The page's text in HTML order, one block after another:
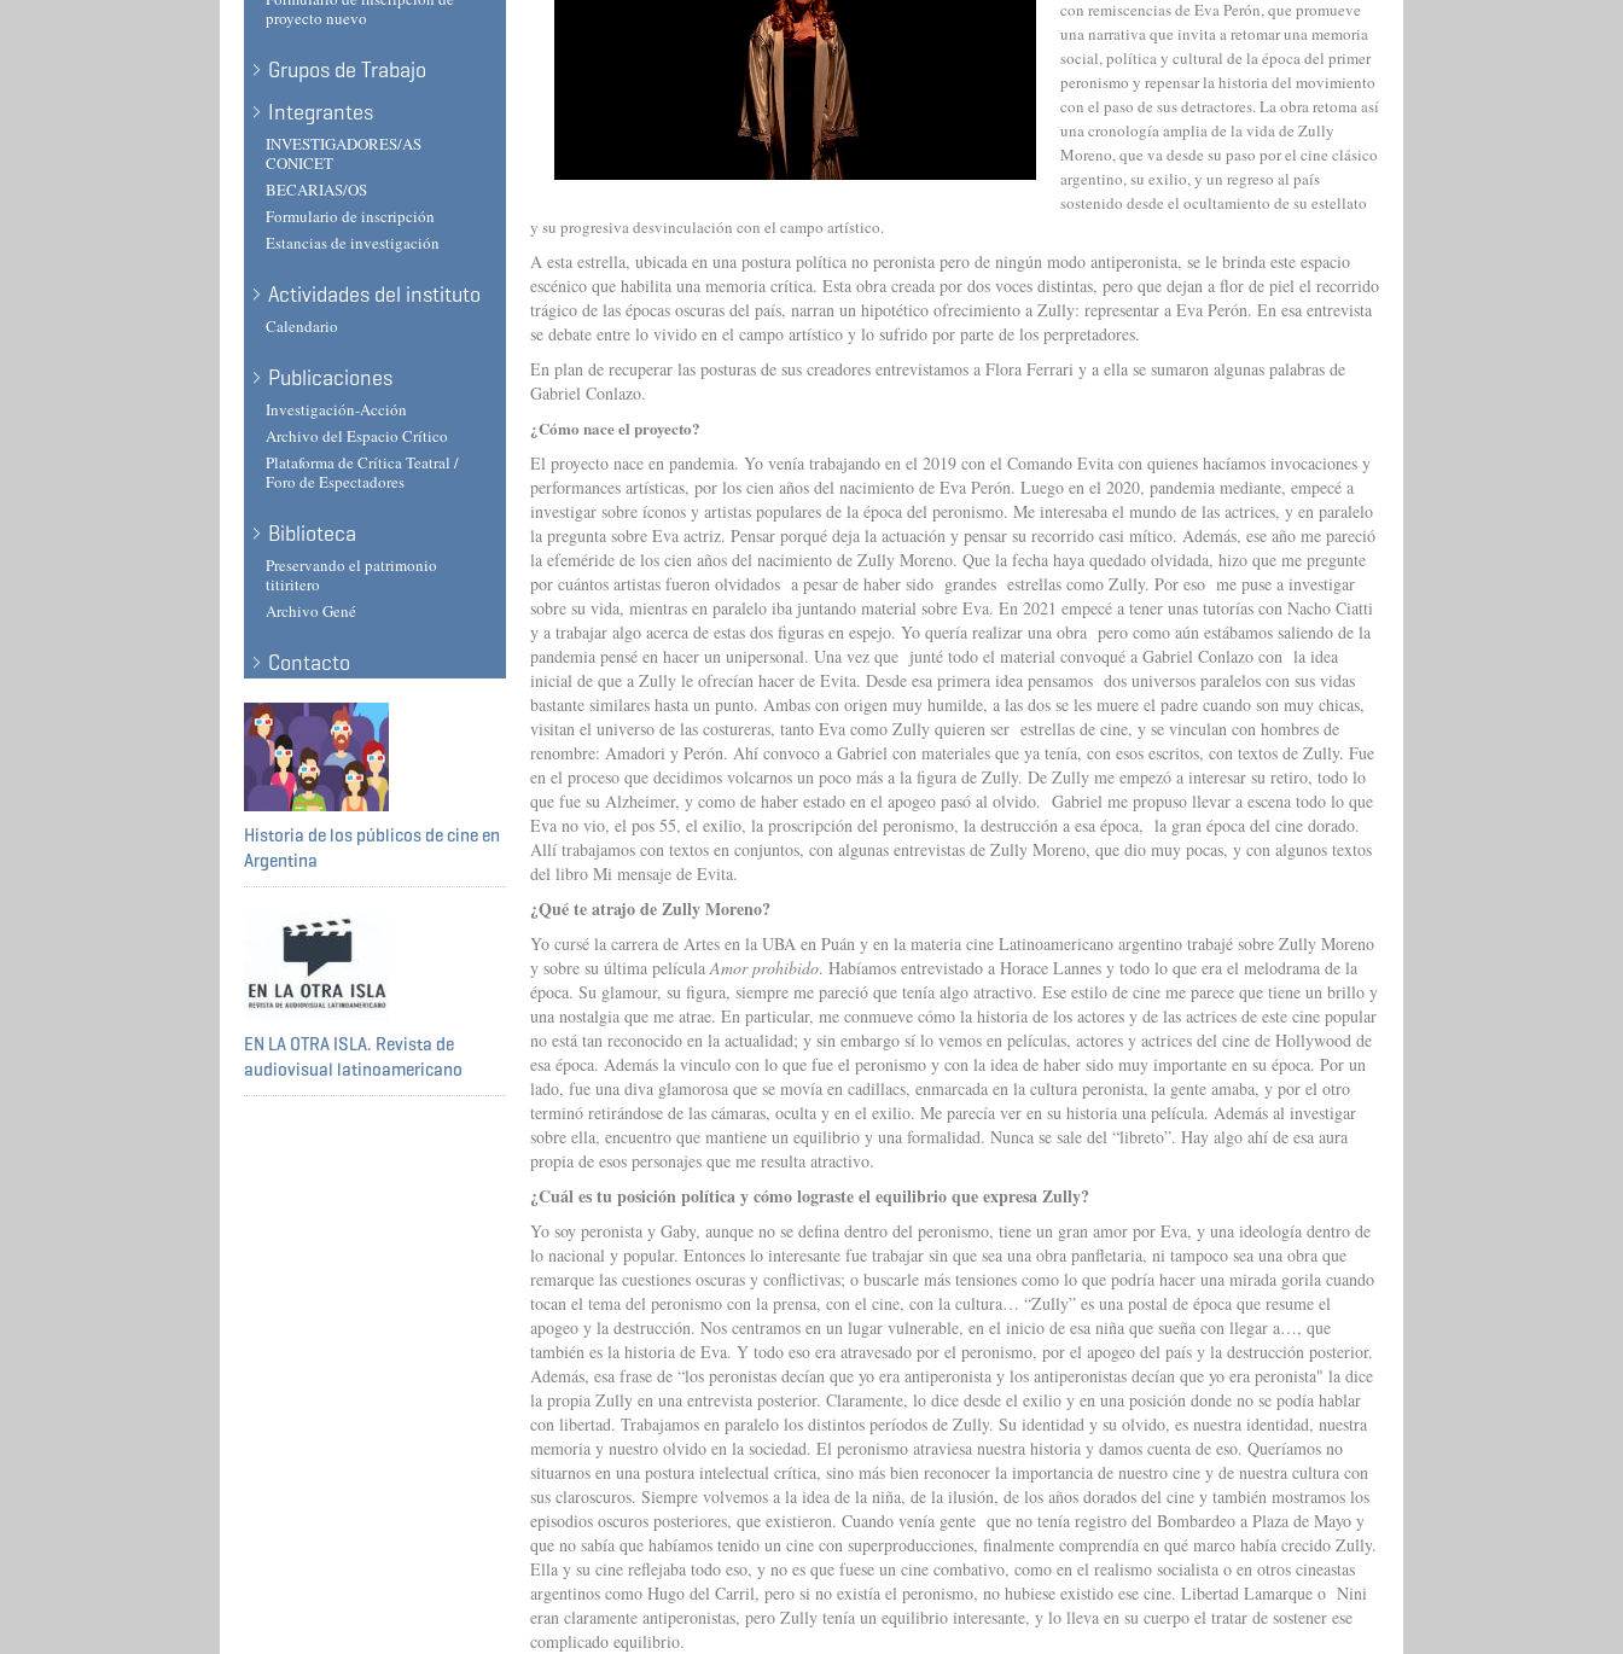
proyecto nuevo
Grupos de Trabajo
Integrantes
INVESTIGADORES/AS
CONICET
BECARIAS/OS
Formulario de inscripción
Estancias de investigación
Actividades del instituto
Calendario
Publicaciones
Investigación-Acción
Archivo del Espacio Crítico
Plataforma de Crítica Teatral /
Foro de Espectadores
Biblioteca
Preservando el patrimonio
titiritero
Archivo Gené
Contacto
Historia de los públicos de cine en
Argentina
EN LA OTRA ISLA. Revista de
audiovisual latinoamericano
con remiscencias de Eva Perón, que promueve
una narrativa que invita a retomar una memoria
social, política y cultural de la época del primer
peronismo y repensar la historia del movimiento
con el paso de sus detractores. La obra retoma así
una cronología amplia de la vida de Zully
Moreno, que va desde su paso por el cine clásico
argentino, su exilio, y un regreso al país
sostenido desde el ocultamiento de su estellato
y su progresiva desvinculación con el campo artístico.
A esta estrella, ubicada en una postura política no peronista pero de ningún modo antiperonista, se le brinda este espacio
escénico que habilita una memoria crítica. Esta obra creada por dos voces distintas, pero que dejan a flor de piel el recorrido
trágico de las épocas oscuras del país, narran un hipotético ofrecimiento a Zully: representar a Eva Perón. En esa entrevista
se debate entre lo vivido en el campo artístico y lo sufrido por parte de los perpretadores.
En plan de recuperar las posturas de sus creadores entrevistamos a Flora Ferrari y a ella se sumaron algunas palabras de
Gabriel Conlazo.
¿Cómo nace el proyecto?
El proyecto nace en pandemia. Yo venía trabajando en el 2019 con el Comando Evita con quienes hacíamos invocaciones y
performances artísticas, por los cien años del nacimiento de Eva Perón. Luego en el 2020, pandemia mediante, empecé a
investigar sobre íconos y artistas populares de la época del peronismo. Me interesaba el mundo de las actrices, y en paralelo
la pregunta sobre Eva actriz. Pensar porqué deja la actuación y pensar su recorrido casi mítico. Además, ese año me pareció
la efeméride de los cien años del nacimiento de Zully Moreno. Que la fecha haya quedado olvidada, hizo que me pregunte
por cuántos artistas fueron olvidados a pesar de haber sido grandes estrellas como Zully. Por eso me puse a investigar
sobre su vida, mientras en paralelo iba juntando material sobre Eva. En 2021 empecé a tener unas tutorías con Nacho Ciatti
y a trabajar algo acerca de estas dos figuras en espejo. Yo quería realizar una obra pero como aún estábamos saliendo de la
pandemia pensé en hacer un unipersonal. Una vez que junté todo el material convoqué a Gabriel Conlazo con la idea
inicial de que a Zully le ofrecían hacer de Evita. Desde esa primera idea pensamos dos universos paralelos con sus vidas
bastante similares hasta un punto. Ambas con origen muy humilde, a las dos se les muere el padre cuando son muy chicas,
visitan el universo de las costureras, tanto Eva como Zully quieren ser estrellas de cine, y se vinculan con hombres de
renombre: Amadori y Perón. Ahí convoco a Gabriel con materiales que ya tenía, con esos escritos, con textos de Zully. Fue
en el proceso que decidimos volcarnos un poco más a la figura de Zully. De Zully me empezó a interesar su retiro, todo lo
que fue su Alzheimer, y como de haber estado en el apogeo pasó al olvido. Gabriel me propuso llevar a escena todo lo que
Eva no vio, el pos 55, el exilio, la proscripción del peronismo, la destrucción a esa época, la gran época del cine dorado.
Allí trabajamos con textos en conjuntos, con algunas entrevistas de Zully Moreno, que dio muy pocas, y con algunos textos
del libro Mi mensaje de Evita.
¿Qué te atrajo de Zully Moreno?
Yo cursé la carrera de Artes en la UBA en Puán y en la materia cine Latinoamericano argentino trabajé sobre Zully Moreno
y sobre su última películaAmor prohibido. Habíamos entrevistado a Horace Lannes y todo lo que era el melodrama de la
época. Su glamour, su figura, siempre me pareció que tenía algo atractivo. Ese estilo de cine me parece que tiene un brillo y
una nostalgia que me atrae. En particular, me conmueve cómo la historia de los actores y de las actrices de este cine popular
no está tan reconocido en la actualidad; y sin embargo sí lo vemos en películas, actores y actrices del cine de Hollywood de
esa época. Además la vinculo con lo que fue el peronismo y con la idea de haber sido muy importante en su época. Por un
lado, fue una diva glamorosa que se movía en cadillacs, enmarcada en la cultura peronista, la gente amaba, y por el otro
terminó retirándose de las cámaras, oculta y en el exilio. Me parecía ver en su historia una película. Además al investigar
sobre ella, encuentro que mantiene un equilibrio y una formalidad. Nunca se sale del “libreto”. Hay algo ahí de esa aura
propia de esos personajes que me resulta atractivo.
¿Cuál es tu posición política y cómo lograste el equilibrio que expresa Zully?
Yo soy peronista y Gaby, aunque no se defina dentro del peronismo, tiene un gran amor por Eva, y una ideología dentro de
lo nacional y popular. Entonces lo interesante fue trabajar sin que sea una obra panfletaria, ni tampoco sea una obra que
remarque las cuestiones oscuras y conflictivas; o buscarle más tensiones como lo que podría hacer una mirada gorila cuando
tocan el tema del peronismo con la prensa, con el cine, con la cultura… “Zully” es una postal de época que resume el
apogeo y la destrucción. Nos centramos en un lugar vulnerable, en el inicio de esa niña que sueña con llegar a…, que
también es la historia de Eva. Y todo eso era atravesado por el peronismo, por el apogeo del país y la destrucción posterior.
Además, esa frase de “los peronistas decían que yo era antiperonista y los antiperonistas decían que yo era peronista" la dice
la propia Zully en una entrevista posterior. Claramente, lo dice desde el exilio y en una posición donde no se podía hablar
con libertad. Trabajamos en paralelo los distintos períodos de Zully. Su identidad y su olvido, es nuestra identidad, nuestra
memoria y nuestro olvido en la sociedad. El peronismo atraviesa nuestra historia y damos cuenta de eso. Queríamos no
situarnos en una postura intelectual crítica, sino más bien reconocer la importancia de nuestro cine y de nuestra cultura con
sus claroscuros. Siempre volvemos a la idea de la niña, de la ilusión, de los años dorados del cine y también mostramos los
episodios oscuros posteriores, que existieron. Cuando venía gente que no tenía registro del Bombardeo a Plaza de Mayo y
que no sabía que habíamos tenido un cine con superproducciones, finalmente comprendía en qué marco había crecido Zully.
Ella y su cine reflejaba todo eso, y no es que fuese un cine combativo, como en el realismo socialista o en otros cineastas
argentinos como Hugo del Carril, pero si no existía el peronismo, no hubiese existido ese cine. Libertad Lamarque o Nini
eran claramente antiperonistas, pero Zully tenía un equilibrio interesante, y lo lleva en su cuerpo el tratar de sostener ese
complicado equilibrio.